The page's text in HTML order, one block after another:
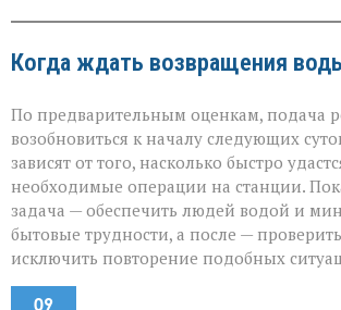
Когда ждать возвращения
По предварительным оценкам, подача
возобновиться к началу следующих
зависят от того, насколько быстро
необходимые операции на станции.
задача — обеспечить людей водой и
бытовые трудности, а после —
исключить повторение подобных
09